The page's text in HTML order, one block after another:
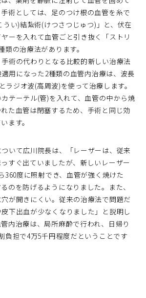
術としては、足のつけ根の血管を糸で
うい)結紮術(けつさつじゅつ)」と、伏在
ーを入れて血管ごと引き抜く「ストリ
類の治療法があります。
手術の代わりとなる比較的新しい治療法
用になった2種類の血管内治療は、波長
ラジオ波(高周波)を使って治療します。
テーテル(管)を入れて、血管の中から焼
た血管は閉塞するため、手術と同じ効
ます。
いて広川院長は、「レーザーは、従来
すぐ出ていましたが、新しいレーザー
360度に照射でき、血管が強く焼けた
のを防げるようになりました。また、
が開きにくい。従来の治療法で問題だ
下出血が少なくなりました」と説明し
内治療は、局所麻酔で行われ、日帰り
負担で4万5千円程度だということです